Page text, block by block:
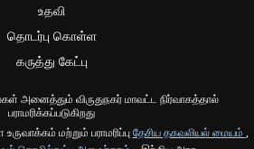
உதவி
தொடர்பு கொள்ள
கருத்து கேட்பு
விருதுநகர் மாவட்ட நிர்வாகத்தால்
பராமரிக்கப்படுகிறது
மற்றும் பராமரிப்புதேசிய தகவலியல் மையம் ,